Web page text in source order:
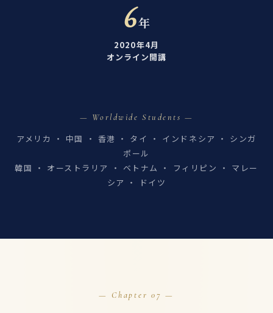
6年
2020年4月
オンライン開講
— Worldwide Students —
アメリカ ・ 中国 ・ 香港 ・ タイ ・ インドネシア ・ シンガ
ポール
韓国 ・ オーストラリア ・ ベトナム ・ フィリピン ・ マレー
シア ・ ドイツ
07